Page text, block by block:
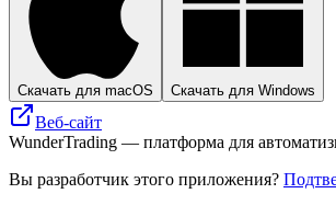
Скачать для macOS Скачать для Windows
Веб-сайт
WunderTrading — платформа для
Вы разработчик этого приложения?